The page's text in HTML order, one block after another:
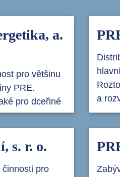
a.
pro většinu
PRE.
pro dceřiné
a
s. r. o.
pro